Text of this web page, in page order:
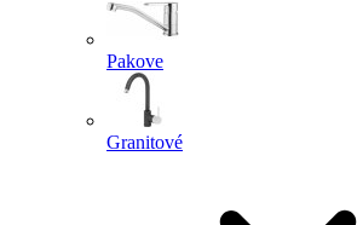
Pakove
Granitové